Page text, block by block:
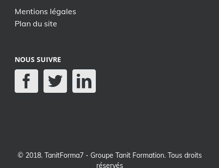
Mentions légales
Plan du site
NOUS SUIVRE
© 2018. TanitForma7 - Groupe Tanit Formation. Tous droits
réservés